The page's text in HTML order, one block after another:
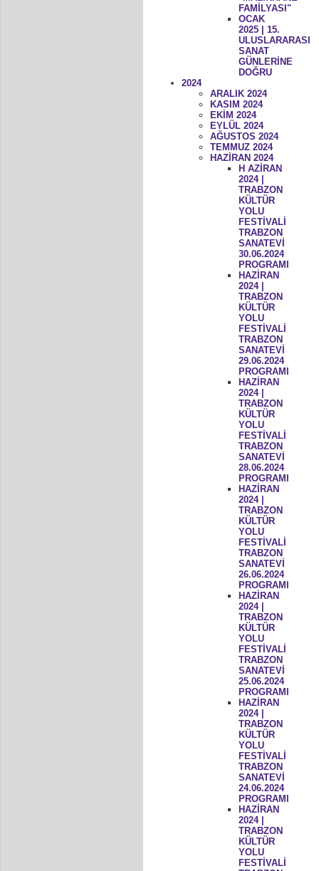
FAMİLYASI"
OCAK
2025 | 15.
ULUSLARARASI
SANAT
GÜNLERİNE
DOĞRU
2024
ARALIK 2024
KASIM 2024
EKİM 2024
EYLÜL 2024
AĞUSTOS 2024
TEMMUZ 2024
HAZİRAN 2024
H AZİRAN
2024 |
TRABZON
KÜLTÜR
YOLU
FESTİVALİ
TRABZON
SANATEVİ
30.06.2024
PROGRAMI
HAZİRAN
2024 |
TRABZON
KÜLTÜR
YOLU
FESTİVALİ
TRABZON
SANATEVİ
29.06.2024
PROGRAMI
HAZİRAN
2024 |
TRABZON
KÜLTÜR
YOLU
FESTİVALİ
TRABZON
SANATEVİ
28.06.2024
PROGRAMI
HAZİRAN
2024 |
TRABZON
KÜLTÜR
YOLU
FESTİVALİ
TRABZON
SANATEVİ
26.06.2024
PROGRAMI
HAZİRAN
2024 |
TRABZON
KÜLTÜR
YOLU
FESTİVALİ
TRABZON
SANATEVİ
25.06.2024
PROGRAMI
HAZİRAN
2024 |
TRABZON
KÜLTÜR
YOLU
FESTİVALİ
TRABZON
SANATEVİ
24.06.2024
PROGRAMI
HAZİRAN
2024 |
TRABZON
KÜLTÜR
YOLU
FESTİVALİ